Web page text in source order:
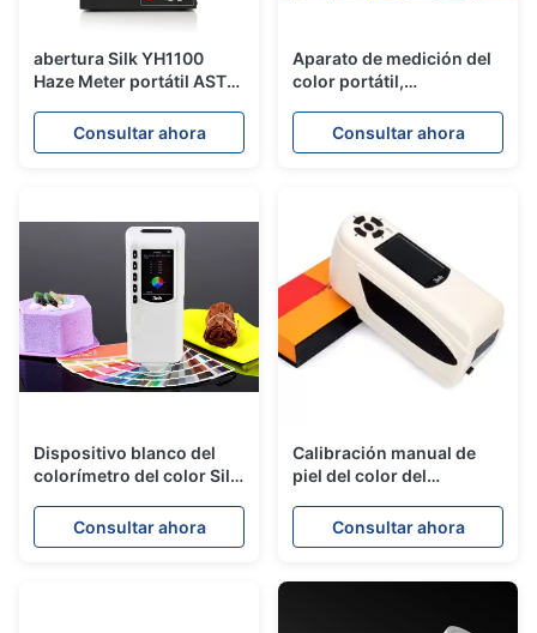
abertura Silk YH1100
Haze Meter portátil ASTM
Consultar ahora
Aparato de medición del
color portátil,
juego de la pintura
durable
Consultar ahora
Dispositivo blanco del
colorímetro del color Silk,
espectrofotómetro
Consultar ahora
Calibración manual de
piel del color del
metro NR200 con
software de la PC
Consultar ahora